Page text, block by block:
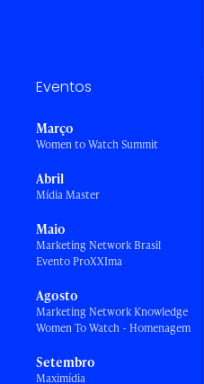
Eventos
Março
Women to Watch Summit
Abril
Mídia Master
Maio
Marketing Network Brasil
Evento ProXXIma
Agosto
Marketing Network Knowledge
Women To Watch - Homenagem
Setembro
Maximídia